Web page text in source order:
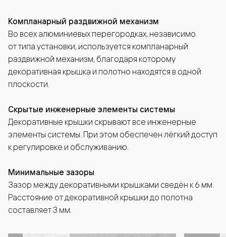
Компланарный раздвижной механизм
Во всех алюминиевых перегородках, независимо
от типа установки, используется компланарный
раздвижной механизм, благодаря которому
декоративная крышка и полотно находятся в одной
плоскости.
Скрытые инженерные элементы системы
Декоративные крышки скрывают все инженерные
элементы системы. При этом обеспечен лёгкий доступ
к регулировке и обслуживанию.
Минимальные зазоры
Зазор между декоративными крышками сведён к 6 мм.
Расстояние от декоративной крышки до полотна
составляет 3 мм.